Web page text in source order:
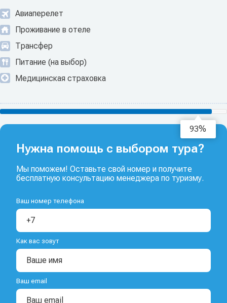
Авиаперелет
Проживание в отеле
Трансфер
Питание (на выбор)
Медицинская страховка
95%
Нужна помощь с выбором тура?
Мы поможем! Оставьте свой номер и получите
бесплатную консультацию менеджера по туризму.
Ваш номер телефона
Как вас зовут
Ваш email